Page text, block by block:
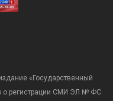
«Государственный
о регистрации СМИ ЭЛ № ФС